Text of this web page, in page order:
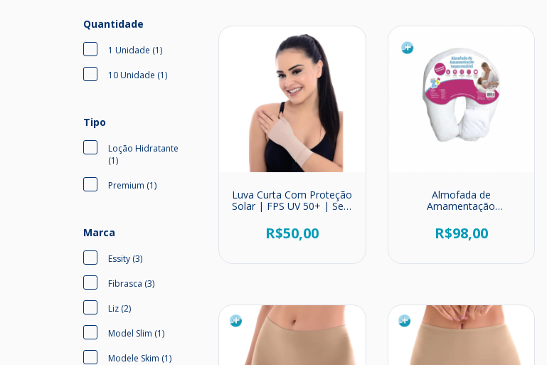
Quantidade
1 Unidade (1)
10 Unidade (1)
Tipo
Loção Hidratante
(1)
Premium (1)
Marca
Essity (3)
Fibrasca (3)
Liz (2)
Model Slim (1)
Modele Skim (1)
Luva Curta Com Proteção
Solar | FPS UV 50+ | Sem
R$50,00
Almofada de
Amamentação
R$98,00